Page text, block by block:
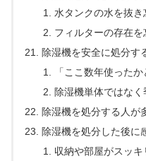
水タンクの水を抜き
フィルターの存在を
除湿機を安全に処分す
「ここ数年使った
除湿機単体ではな
除湿機を処分する人が
除湿機を処分した後に
収納や部屋がスッキ